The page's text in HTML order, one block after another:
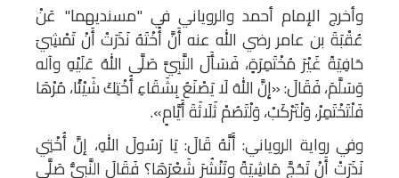
وأخرج الإمام أحمد والروياني في "مسنديهما" عَنْ
عُقْبَةَ بن عامر رضي الله عنه أَنَّ أُخْتَهُ نَذَرَتْ أَنْ تَمْشِيَ
حَافِيَةً غَيْرَ مُخْتَمِرَةٍ، فَسَأَلَ النَّبِيَّ صَلَّى اللهُ عَلَيْهِ وآله
وَسَلَّمَ، فَقَالَ: «إِنَّ اللهَ لَا يَصْنَعُ بِشَقَاءِ أُخْتِكَ شَيْئًا، مُرْهَا
فَلْتَخْتَمِرْ، وَلْتَرْكَبْ، وَلْتَصُمْ ثَلَاثَةَ أَيَّامٍ».
وفي رواية الروياني: أَنَّهُ قَالَ: يَا رَسُولَ اللهِ، إنَّ أُخْتِي
نَذَرَتْ أَنْ تَحُجَّ مَاشِيَةً وتَنْشُرَ شَعْرَهَا؟ فَقَالَ النَّبِيُّ صَلَّى